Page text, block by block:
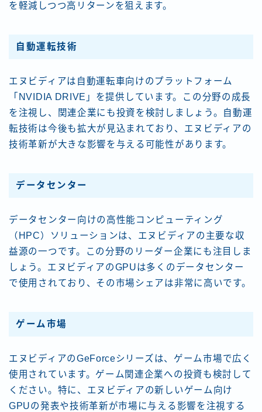
を軽減しつつ高リターンを狙えます。
自動運転技術
エヌビディアは自動運転車向けのプラットフォーム
「NVIDIA DRIVE」を提供しています。この分野の成長
を注視し、関連企業にも投資を検討しましょう。自動運
転技術は今後も拡大が見込まれており、エヌビディアの
技術革新が大きな影響を与える可能性があります。
データセンター
データセンター向けの高性能コンピューティング
（HPC）ソリューションは、エヌビディアの主要な収
益源の一つです。この分野のリーダー企業にも注目しま
しょう。エヌビディアのGPUは多くのデータセンター
で使用されており、その市場シェアは非常に高いです。
ゲーム市場
エヌビディアのGeForceシリーズは、ゲーム市場で広く
使用されています。ゲーム関連企業への投資も検討して
ください。特に、エヌビディアの新しいゲーム向け
GPUの発表や技術革新が市場に与える影響を注視する